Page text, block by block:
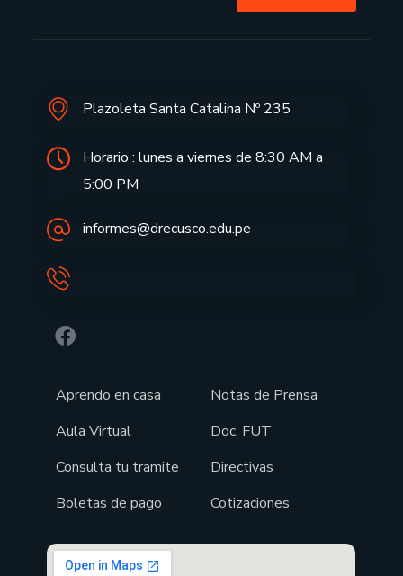
Plazoleta Santa Catalina Nº 235
Horario : lunes a viernes de 8:30 AM a
5:00 PM
informes@drecusco.edu.pe
Aprendo en casa
Aula Virtual
Consulta tu tramite
Boletas de pago
Notas de Prensa
Doc. FUT
Directivas
Cotizaciones